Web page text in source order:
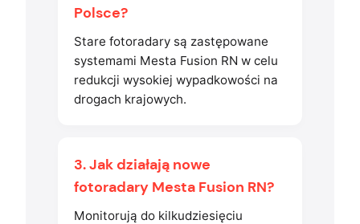
Polsce?
Stare fotoradary są zastępowane
systemami Mesta Fusion RN w celu
redukcji wysokiej wypadkowości na
drogach krajowych.
3. Jak działają nowe
fotoradary Mesta Fusion RN?
Monitorują do kilkudziesięciu